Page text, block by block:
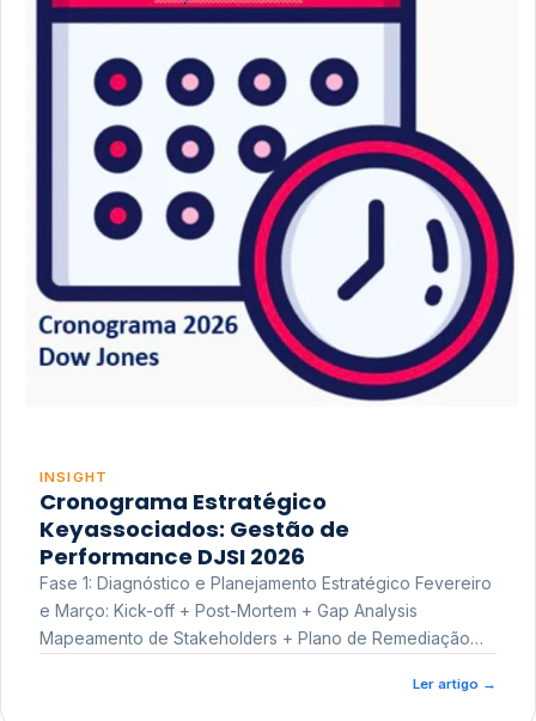
INSIGHT
Cronograma Estratégico
Keyassociados: Gestão de
Performance DJSI 2026
Fase 1: Diagnóstico e Planejamento Estratégico Fevereiro
e Março: Kick-off + Post-Mortem + Gap Analysis
Mapeamento de Stakeholders + Plano de Remediação
Ler artigo →